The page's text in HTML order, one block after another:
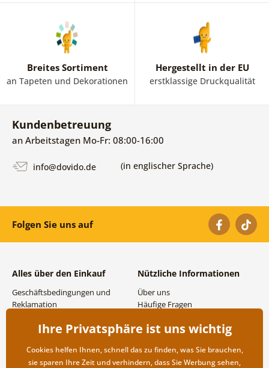
Breites Sortiment
an Tapeten und Dekorationen
Hergestellt in der EU
erstklassige Druckqualität
Kundenbetreuung
an Arbeitstagen Mo-Fr: 08:00-16:00
info@dovido.de (in englischer Sprache)
Folgen Sie uns auf
Alles über den Einkauf
Geschäftsbedingungen und
Reklamation
Versand- und
Rücksendung der Ware
Nützliche Informationen
Über uns
Häufige Fragen
Großhandel und
Ihre Privatsphäre ist uns wichtig
Cookies helfen Ihnen, schnell das zu finden, was Sie brauchen,
sie sparen Ihre Zeit und verhindern, dass Sie Werbung sehen,